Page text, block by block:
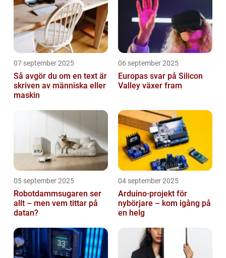
07 september 2025
Så avgör du om en text är
skriven av människa eller
maskin
06 september 2025
Europas svar på Silicon
Valley växer fram
05 september 2025
Robotdammsugaren ser
allt – men vem tittar på
datan?
04 september 2025
Arduino-projekt för
nybörjare – kom igång på
en helg